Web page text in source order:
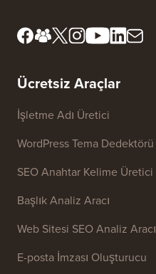
Ücretsiz Araçlar
İşletme Adı Üretici
WordPress Tema Dedektörü
SEO Anahtar Kelime Üretici
Başlık Analiz Aracı
Web Sitesi SEO Analiz Aracı
E-posta İmzası Oluşturucu